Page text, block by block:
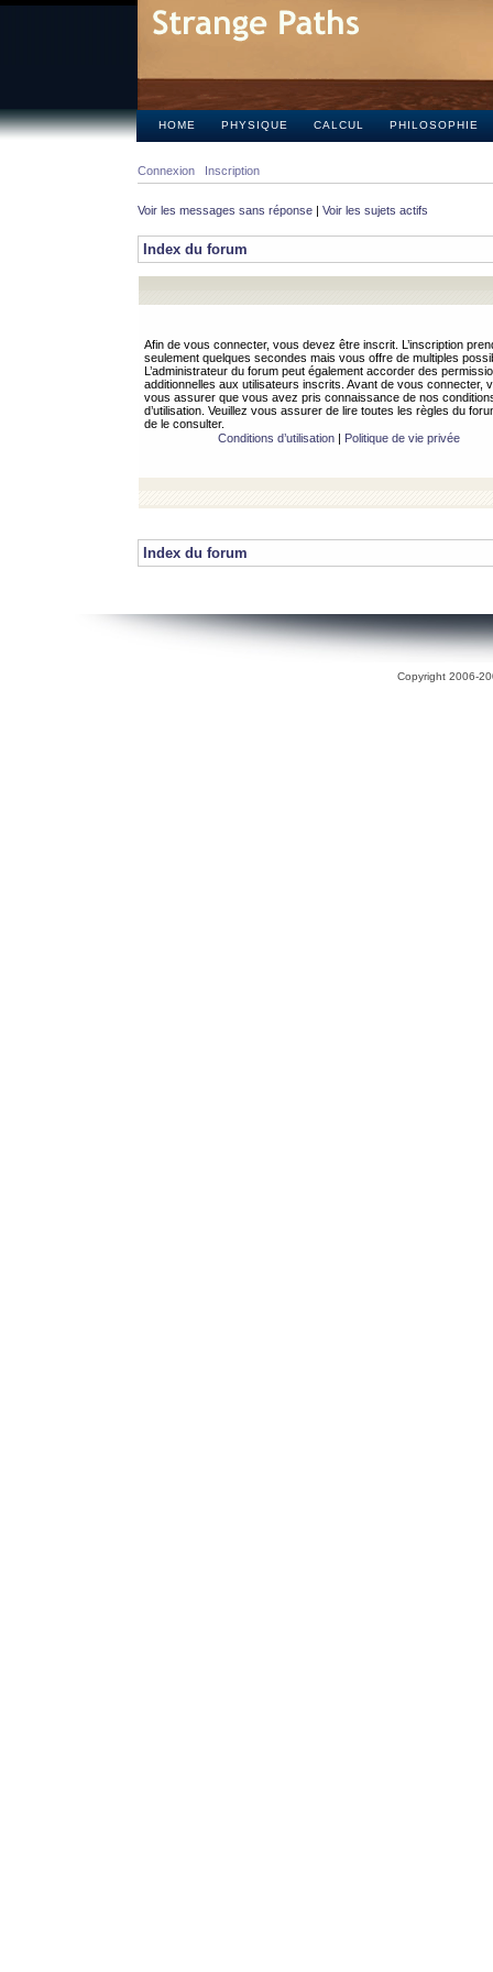
HOME PHYSIQUE CALCUL PHILOSOPHIE
Connexion Inscription
Voir les messages sans réponse | Voir les sujets actifs
Index du forum
Afin de vous connecter, vous devez être inscrit. L’inscription
seulement quelques secondes mais vous offre de multiples
L’administrateur du forum peut également accorder des
additionnelles aux utilisateurs inscrits. Avant de vous connecter,
vous assurer que vous avez pris connaissance de nos
d’utilisation. Veuillez vous assurer de lire toutes les règles du
de le consulter.
Conditions d’utilisation| Politique de vie privée
Index du forum
Copyright 2006-